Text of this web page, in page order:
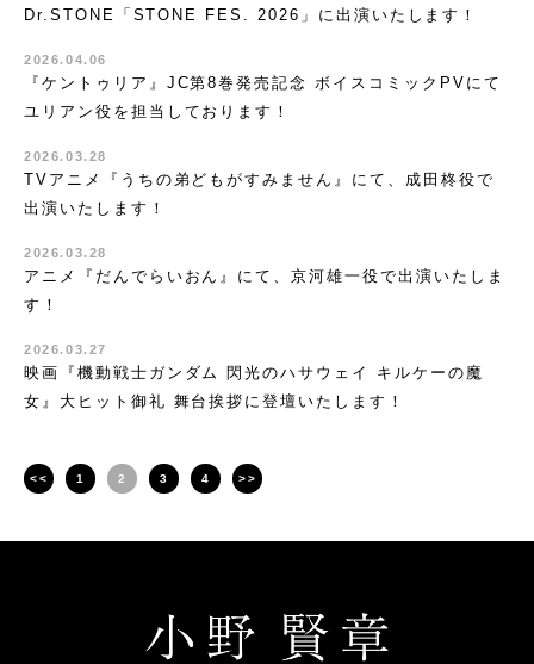
Dr.STONE「STONE FES. 2026」に出演いたします！
2026.04.06
『ケントゥリア』JC第8巻発売記念 ボイスコミックPVにて
ユリアン役を担当しております！
2026.03.28
TVアニメ『うちの弟どもがすみません』にて、成田柊役で
出演いたします！
2026.03.28
アニメ『だんでらいおん』にて、京河雄一役で出演いたしま
す！
2026.03.27
映画『機動戦士ガンダム 閃光のハサウェイ キルケーの魔
女』大ヒット御礼 舞台挨拶に登壇いたします！
<< 1 2 3 4 >>